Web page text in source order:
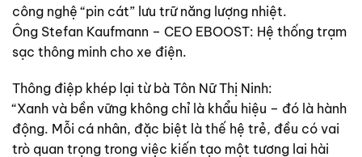
công nghệ “pin cát” lưu trữ năng lượng nhiệt.
Ông Stefan Kaufmann – CEO EBOOST: Hệ thống trạm
sạc thông minh cho xe điện.
Thông điệp khép lại từ bà Tôn Nữ Thị Ninh:
“Xanh và bền vững không chỉ là khẩu hiệu – đó là hành
động. Mỗi cá nhân, đặc biệt là thế hệ trẻ, đều có vai
trò quan trọng trong việc kiến tạo một tương lai hài